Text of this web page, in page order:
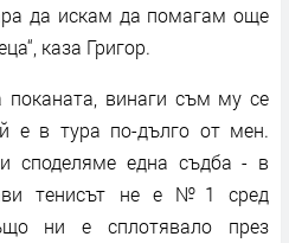
да искам да помагам още
каза Григор.
поканата, винаги съм му се
е в тура по-дълго от мен.
споделяме една съдба - в
тенисът не е №1 сред
ни е сплотявало през